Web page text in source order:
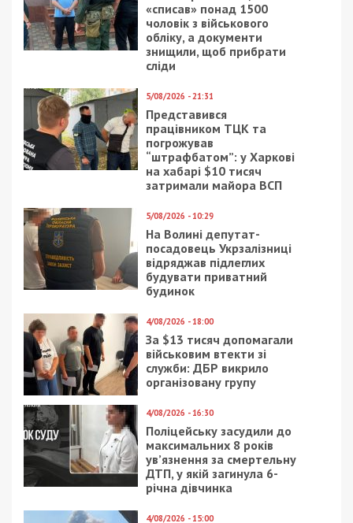
– По инициативе нашего коллектива и при
поддержке департамента молодежной политики
и национально-патриотического воспитания
Днепровского городского совета был создан
проект “Штурм-Помощь”, – рассказывает Игорь
Шаломаев – координатор проекта “Штурм-
Помощь”, заместитель директора детско-
юношеского центра «Штурм». – Наша цель –
адресная помощь вынужденно перемещенным
лицам, то есть переселенцам. Вместе с
родителями воспитанников центра мы
организовали сбор гуманитарной помощи.
Собирали вещи для детей и взрослых, постельное
белье, обувь, игрушки и многое другое. На
сегодняшний день мы проводим гуманитарное
сопровождение 300 семей, а это больше тысячи
человек, вынужденных переселенцев, которые
Через украинских партнеров «Штурм»
привлекает к сотрудничеству международные
благотворительные фонды. Так, с помощью
общественную организацию “Фонд
Профессиональное развитие” каждая семья
переселенцев получила продуктовый набор
весом 15 кг. А при поддержке Международной
организации по миграции через
благотворительную организацию
“Благотворительный фонд «Восток-СОС» были
переданы спальни матрасы, средства гигиены,
подушки, одеяла, постельное белье, через
общественную организацию “NEW WAY” –
наборы бытовой химии и средства личной
гигиены.